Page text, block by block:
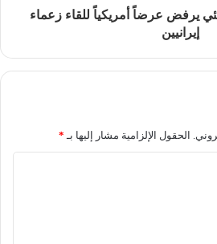
يرفض عرضاً أمريكياً للقاء زعماء
إيرانيين
الحقول الإلزامية مشار إليها بـ *